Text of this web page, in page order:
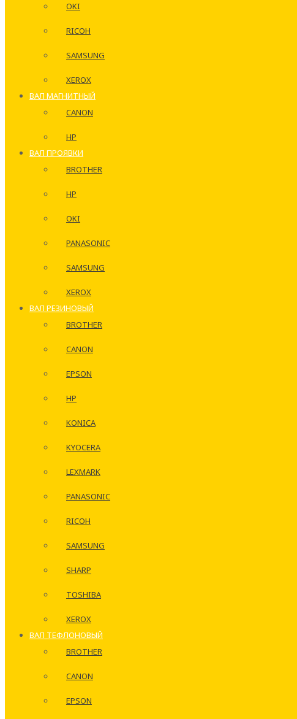
OKI
RICOH
SAMSUNG
XEROX
ВАЛ МАГНИТНЫЙ
CANON
HP
ВАЛ ПРОЯВКИ
BROTHER
HP
OKI
PANASONIC
SAMSUNG
XEROX
ВАЛ РЕЗИНОВЫЙ
BROTHER
CANON
EPSON
HP
KONICA
KYOCERA
LEXMARK
PANASONIC
RICOH
SAMSUNG
SHARP
TOSHIBA
XEROX
ВАЛ ТЕФЛОНОВЫЙ
BROTHER
CANON
EPSON